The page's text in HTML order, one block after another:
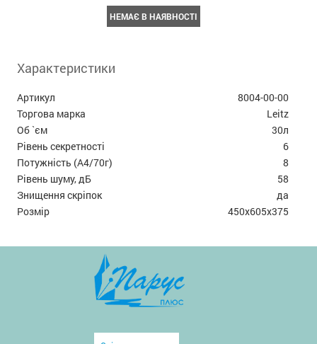
НЕМАЄ В НАЯВНОСТІ
Характеристики
Артикул
8004-00-00
Торгова марка
Leitz
Об `єм
30л
Рівень секретності
6
Потужність (А4/70г)
8
Рівень шуму, дБ
58
Знищення скріпок
да
Розмір
450x605x375